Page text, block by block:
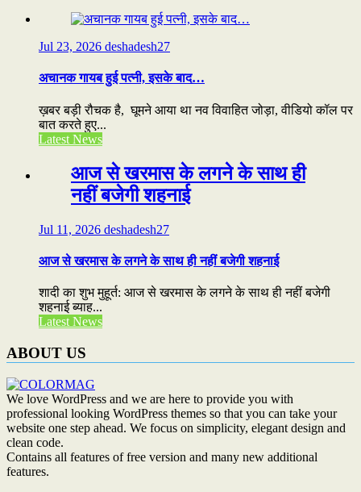
Jul 23, 2026 deshadesh27
अचानक गायब हुई पत्नी, इसके बाद…
ख़बर बड़ी रौचक है, घूमने आया था नव विवाहित जोड़ा, वीडियो कॉल पर
बात करते हुए...
Latest News
आज से खरमास के लगने के साथ ही
नहीं बजेगी शहनाई
Jul 11, 2026 deshadesh27
आज से खरमास के लगने के साथ ही नहीं बजेगी शहनाई
शादी का शुभ मुहूर्त: आज से खरमास के लगने के साथ ही नहीं बजेगी
शहनाई ब्याह...
Latest News
ABOUT US
We love WordPress and we are here to provide you with
professional looking WordPress themes so that you can take your
website one step ahead. We focus on simplicity, elegant design and
clean code.
Contains all features of free version and many new additional
features.